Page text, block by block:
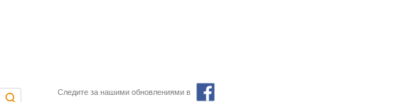
Следите за нашими обновлениями в